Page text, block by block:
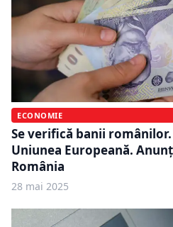
ECONOMIE
Se verifică banii
Uniunea Europeană.
România
28 mai 2025